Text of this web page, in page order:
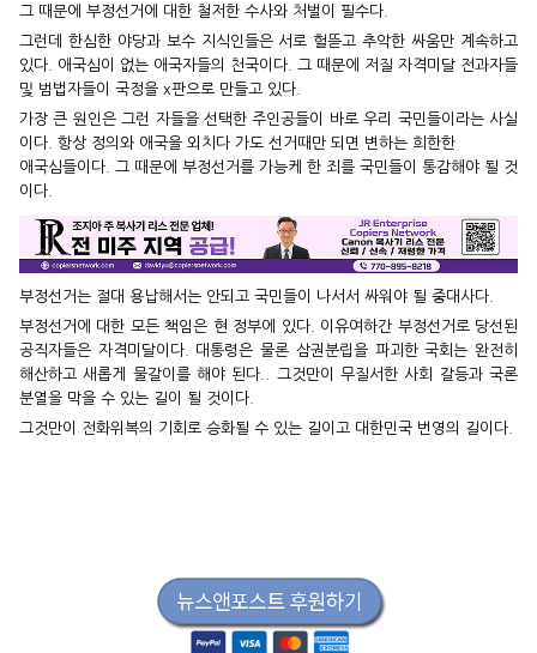
그 때문에 부정선거에 대한 철저한 수사와 처벌이 필수다.
그런데 한심한 야당과 보수 지식인들은 서로 헐뜯고 추악한 싸움만 계속하고
있다. 애국심이 없는 애국자들의 천국이다. 그 때문에 저질 자격미달 전과자들
및 범법자들이 국정을 x판으로 만들고 있다.
가장 큰 원인은 그런 자들을 선택한 주인공들이 바로 우리 국민들이라는 사실
이다. 항상 정의와 애국을 외치다 가도 선거때만 되면 변하는 희한한
애국심들이다. 그 때문에 부정선거를 가능케 한 죄를 국민들이 통감해야 될 것
이다.
부정선거는 절대 용납해서는 안되고 국민들이 나서서 싸워야 될 중대사다.
부정선거에 대한 모든 책임은 현 정부에 있다. 이유여하간 부정선거로 당선된
공직자들은 자격미달이다. 대통령은 물론 삼권분립을 파괴한 국회는 완전히
해산하고 새롭게 물갈이를 해야 된다.. 그것만이 무질서한 사회 갈등과 국론
분열을 막을 수 있는 길이 될 것이다.
그것만이 전화위복의 기회로 승화될 수 있는 길이고 대한민국 번영의 길이다.